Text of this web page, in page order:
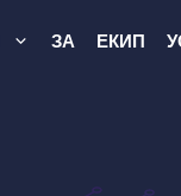
ЗА ЕКИП